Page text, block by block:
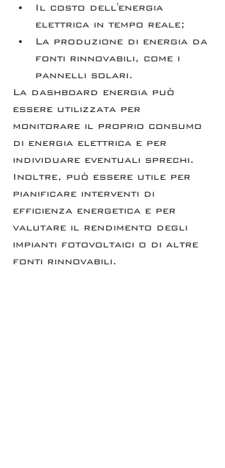
Il costo dell'energia
elettrica in tempo reale;
La produzione di energia da
fonti rinnovabili, come i
pannelli solari.
La dashboard energia può
essere utilizzata per
monitorare il proprio consumo
di energia elettrica e per
individuare eventuali sprechi.
Inoltre, può essere utile per
pianificare interventi di
efficienza energetica e per
valutare il rendimento degli
impianti fotovoltaici o di altre
fonti rinnovabili.